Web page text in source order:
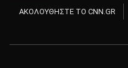
ΑΚΟΛΟΥΘΗΣΤΕ ΤΟ CNN.GR